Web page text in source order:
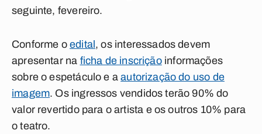
seguinte, fevereiro.
Conforme o edital , os interessados devem
apresentar na ficha de inscriçãoinformações
sobre o espetáculo e aautorização do uso de
imagem. Os ingressos vendidos terão 90% do
valor revertido para o artista e os outros 10% para
o teatro.